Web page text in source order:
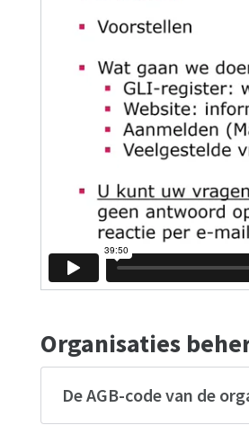
Organisaties
De AGB-code van de